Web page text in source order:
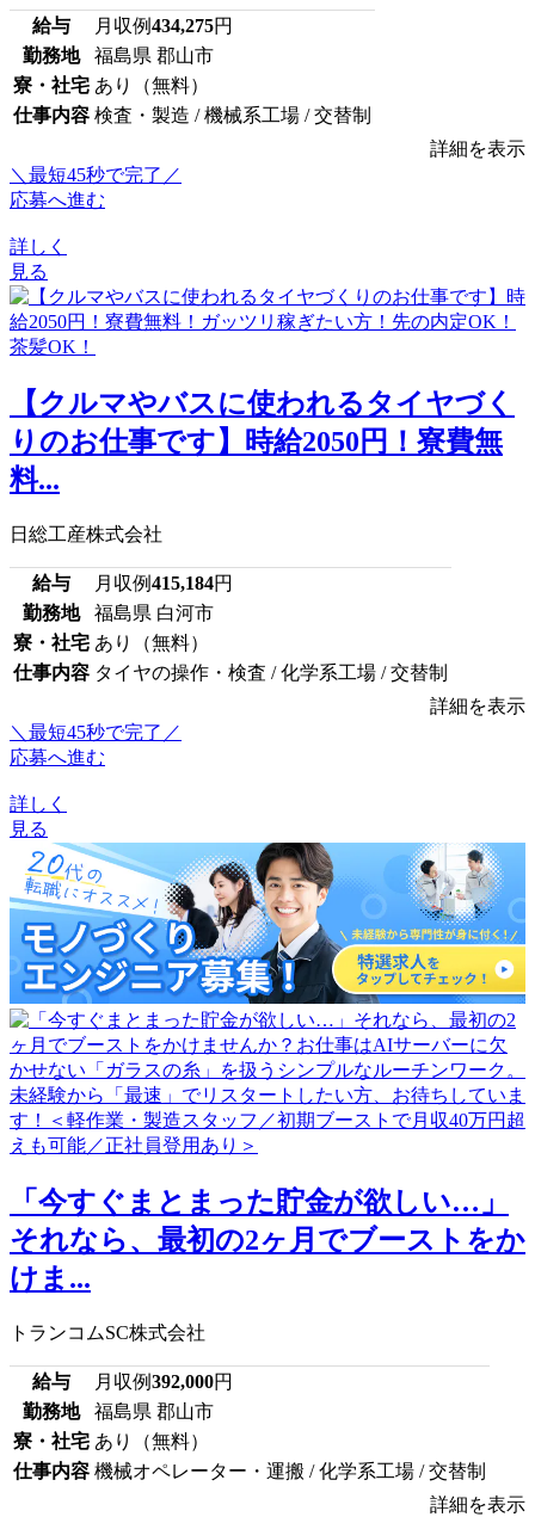
給与 月収例434,275円
勤務地
福島県 郡山市
寮・社宅 あり（無料）
仕事内容 検査・製造 / 機械系工場 / 交替制
詳細を表示
＼最短45秒で完了／
応募へ進む
詳しく
見る
【クルマやバスに使われるタイヤづく
りのお仕事です】時給2050円！寮費無
料...
日総工産株式会社
給与 月収例415,184円
勤務地
福島県 白河市
寮・社宅 あり（無料）
仕事内容 タイヤの操作・検査 / 化学系工場 / 交替制
詳細を表示
＼最短45秒で完了／
応募へ進む
詳しく
見る
「今すぐまとまった貯金が欲しい…」
それなら、最初の2ヶ月でブーストをか
けま...
トランコムSC株式会社
給与 月収例392,000円
勤務地
福島県 郡山市
寮・社宅 あり（無料）
仕事内容 機械オペレーター・運搬 / 化学系工場 / 交替制
詳細を表示